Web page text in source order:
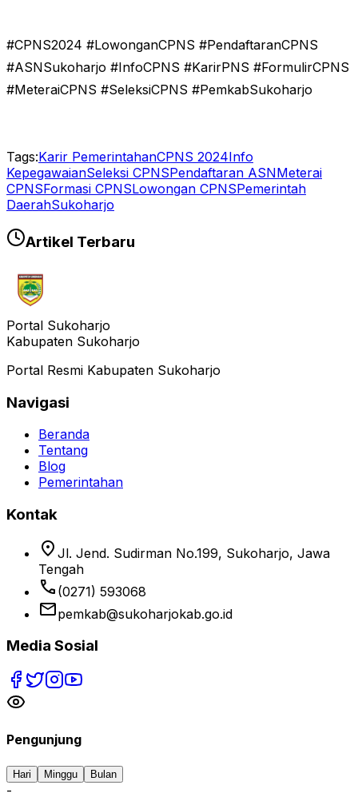
#CPNS2024 #LowonganCPNS #PendaftaranCPNS
#ASNSukoharjo #InfoCPNS #KarirPNS #FormulirCPNS
#MeteraiCPNS #SeleksiCPNS #PemkabSukoharjo
Tags:Karir PemerintahanCPNS 2024Info
KepegawaianSeleksi CPNSPendaftaran ASNMeterai
CPNSFormasi CPNSLowongan CPNSPemerintah
DaerahSukoharjo
Artikel Terbaru
Portal Sukoharjo
Kabupaten Sukoharjo
Portal Resmi Kabupaten Sukoharjo
Navigasi
Beranda
Tentang
Blog
Pemerintahan
Kontak
location_on Jl. Jend. Sudirman No.199, Sukoharjo, Jawa
Tengah
phone (0271) 593068
emailpemkab@sukoharjokab.go.id
Media Sosial
Pengunjung
Hari Minggu Bulan
-